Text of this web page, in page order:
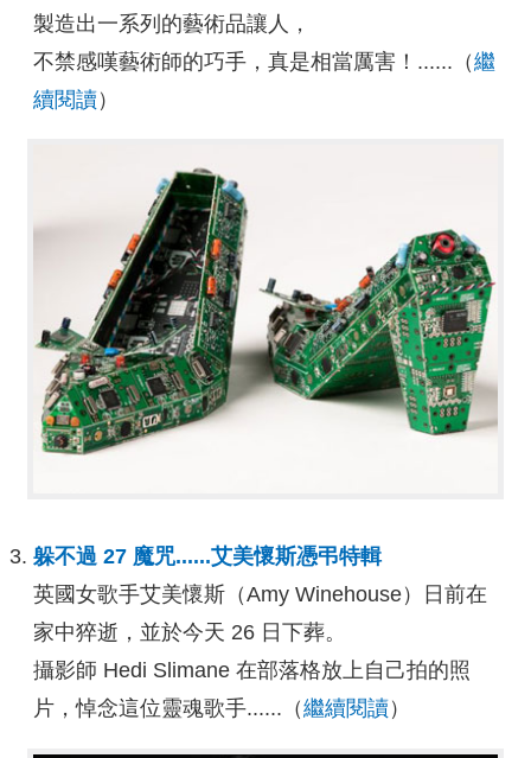
製造出一系列的藝術品讓人，
不禁感嘆藝術師的巧手，真是相當厲害！......（繼
續閱讀）
躲不過 27 魔咒......艾美懷斯憑弔特輯
英國女歌手艾美懷斯（Amy Winehouse）日前在
家中猝逝，並於今天 26 日下葬。
攝影師 Hedi Slimane 在部落格放上自己拍的照
片，悼念這位靈魂歌手......（繼續閱讀）